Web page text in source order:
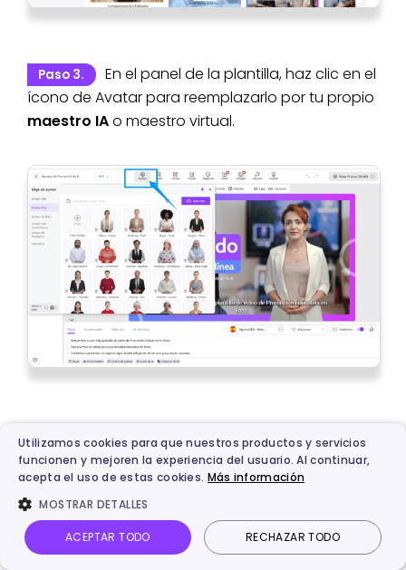
Paso 3.
En el panel de la plantilla, haz clic en el
ícono de Avatar para reemplazarlo por tu propio
maestro IAo maestro virtual.
Introduce el guión o contenido
educativo (PDF, PPT), elige idioma, voz y
personaliza los detalles. Pulsa Generar para crear
tu video en minutos.
Utilizamos cookies para que nuestros productos y servicios
funcionen y mejoren la experiencia del usuario. Al continuar,
acepta el uso de estas cookies. Más información
MOSTRAR DETALLES
ACEPTAR TODO RECHAZAR TODO